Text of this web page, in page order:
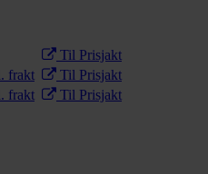
Til Prisjakt
frakt
Til Prisjakt
frakt Til Prisjakt